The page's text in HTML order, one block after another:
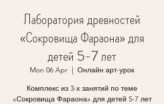
Лаборатория древностей
«Сокровища Фараона» для
детей 5-7 лет
Mon 06 Apr
  |
Онлайн арт-урок
Комплекс из 3-х занятий по теме
«Сокровища Фараона» для детей 5-7 лет